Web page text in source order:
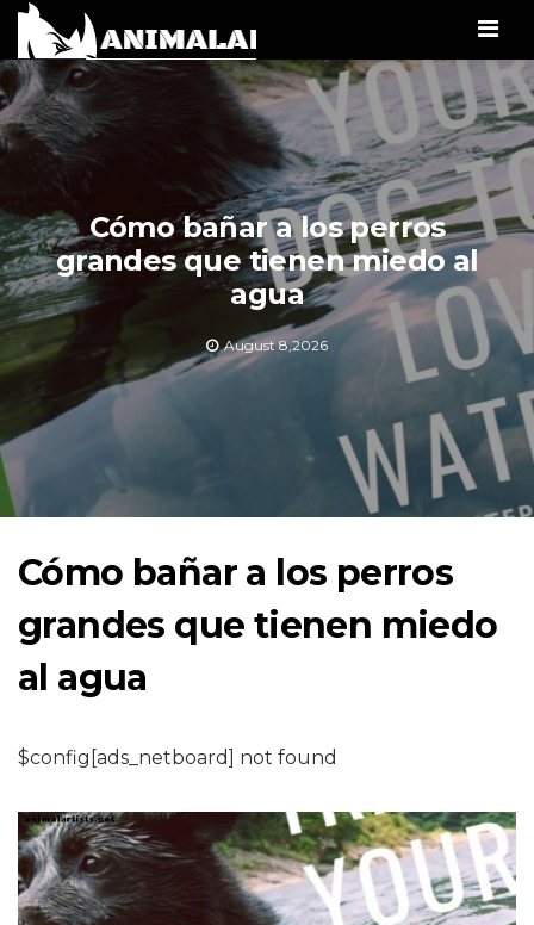
Cómo bañar a los perros
grandes que tienen miedo al
agua
August 8,2026
Cómo bañar a los perros
grandes que tienen miedo
al agua
$config[ads_netboard] not found